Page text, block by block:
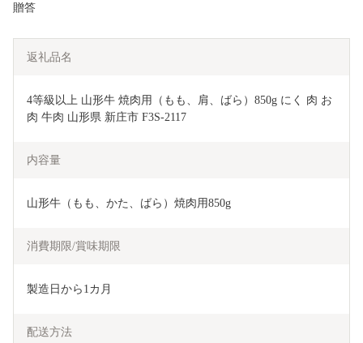
贈答
返礼品名
4等級以上 山形牛 焼肉用（もも、肩、ばら）850g にく 肉 お
肉 牛肉 山形県 新庄市 F3S-2117
内容量
山形牛（もも、かた、ばら）焼肉用850g
消費期限/賞味期限
製造日から1カ月
配送方法